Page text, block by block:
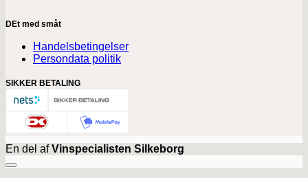
DEt med småt
Handelsbetingelser
Persondata politik
SIKKER BETALING
En del afVinspecialisten Silkeborg